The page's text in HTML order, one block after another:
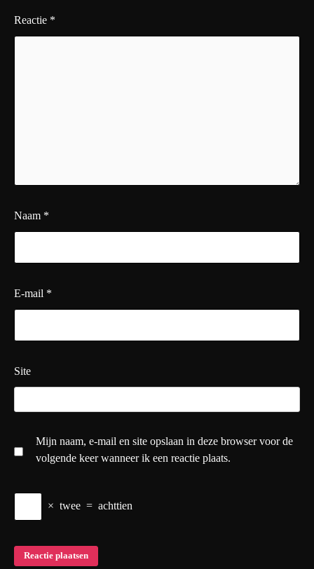
Reactie *
Naam *
E-mail *
Site
Mijn naam, e-mail en site opslaan in deze browser voor de
volgende keer wanneer ik een reactie plaats.
× twee = achttien